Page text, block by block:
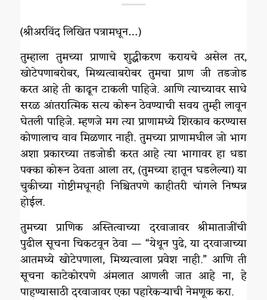
(श्रीअरविंद लिखित पत्रामधून…)
तुम्हाला तुमच्या प्राणाचे शुद्धीकरण करायचे असेल तर,
खोटेपणाबरोबर, मिथ्यत्वाबरोबर तुमचा प्राण जी तडजोड
करत आहे ती काढून टाकली पाहिजे. आणि त्याच्यावर साधे
सरळ आंतरात्मिक सत्य कोरून ठेवण्याची सवय तुम्ही लावून
घेतली पाहिजे. म्हणजे मग त्या प्राणामध्ये शिरकाव करण्यास
कोणालाच वाव मिळणार नाही. तुमच्या प्राणामधील जो भाग
अशा प्रकारच्या तडजोडी करत आहे त्या भागावर हा धडा
पक्का कोरून ठेवता आला तर, (तुमच्या हातून घडलेल्या) या
चुकीच्या गोष्टीमधूनही निश्चितपणे काहीतरी चांगले निष्पन्न
होईल.
तुमच्या प्राणिक अस्तित्वाच्या दरवाजावर श्रीमाताजींची
पुढील सूचना चिकटवून ठेवा — “येथून पुढे, या दरवाजाच्या
आतमध्ये खोटेपणाला, मिथ्यत्वाला प्रवेश नाही.” आणि ती
सूचना काटेकोरपणे अंमलात आणली जात आहे ना, हे
पाहण्यासाठी दरवाजावर एका पहारेकऱ्याची नेमणूक करा.